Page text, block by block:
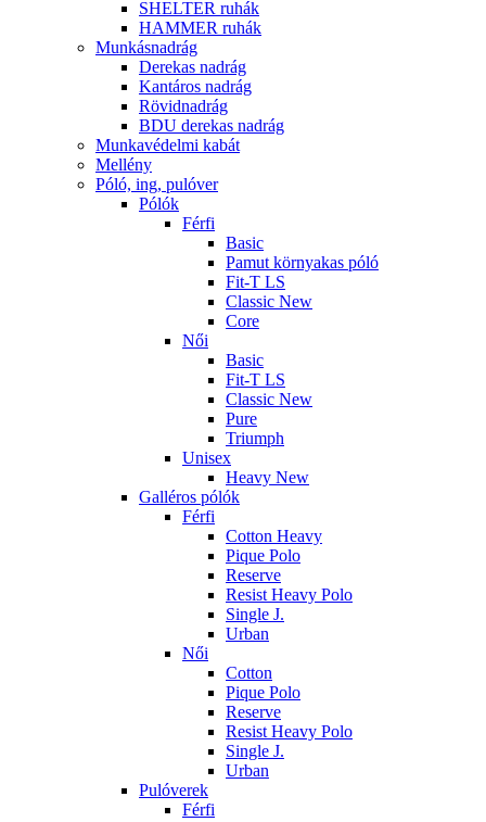
SHELTER ruhák
HAMMER ruhák
Munkásnadrág
Derekas nadrág
Kantáros nadrág
Rövidnadrág
BDU derekas nadrág
Munkavédelmi kabát
Mellény
Póló, ing, pulóver
Pólók
Férfi
Basic
Pamut környakas póló
Fit-T LS
Classic New
Core
Női
Basic
Fit-T LS
Classic New
Pure
Triumph
Unisex
Heavy New
Galléros pólók
Férfi
Cotton Heavy
Pique Polo
Reserve
Resist Heavy Polo
Single J.
Urban
Női
Cotton
Pique Polo
Reserve
Resist Heavy Polo
Single J.
Urban
Pulóverek
Férfi